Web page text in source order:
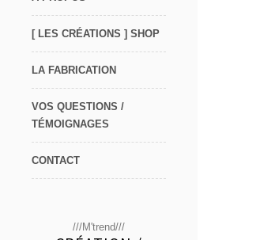
[ LES CRÉATIONS ] SHOP
LA FABRICATION
VOS QUESTIONS /
TÉMOIGNAGES
CONTACT
///M'trend///